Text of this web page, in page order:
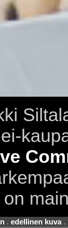
on
. edellinen kuva.